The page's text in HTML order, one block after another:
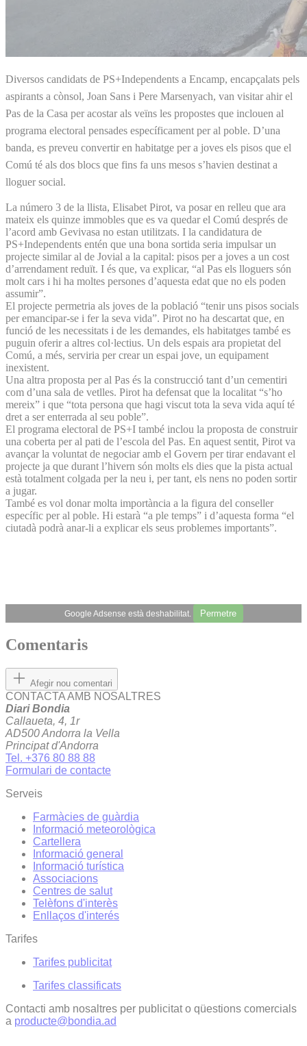
Diversos candidats de PS+Independents a Encamp, encapçalats pels
aspirants a cònsol, Joan Sans i Pere Marsenyach, van visitar ahir el
Pas de la Casa per acostar als veïns les propostes que inclouen al
programa electoral pensades específicament per al poble. D’una
banda, es preveu convertir en habitatge per a joves els pisos que el
Comú té als dos blocs que fins fa uns mesos s’havien destinat a
lloguer social.
La número 3 de la llista, Elisabet Pirot, va posar en relleu que ara
mateix els quinze immobles que es va quedar el Comú després de
l’acord amb Gevivasa no estan utilitzats. I la candidatura de
PS+Independents entén que una bona sortida seria impulsar un
projecte similar al de Jovial a la capital: pisos per a joves a un cost
d’arrendament reduït. I és que, va explicar, “al Pas els lloguers són
molt cars i hi ha moltes persones d’aquesta edat que no els poden
assumir”.
El projecte permetria als joves de la població “tenir uns pisos socials
per emancipar-se i fer la seva vida”. Pirot no ha descartat que, en
funció de les necessitats i de les demandes, els habitatges també es
puguin oferir a altres col·lectius. Un dels espais ara propietat del
Comú, a més, serviria per crear un espai jove, un equipament
inexistent.
Una altra proposta per al Pas és la construcció tant d’un cementiri
com d’una sala de vetlles. Pirot ha defensat que la localitat “s’ho
mereix” i que “tota persona que hagi viscut tota la seva vida aquí té
dret a ser enterrada al seu poble”.
El programa electoral de PS+I també inclou la proposta de construir
una coberta per al pati de l’escola del Pas. En aquest sentit, Pirot va
avançar la voluntat de negociar amb el Govern per tirar endavant el
projecte ja que durant l’hivern són molts els dies que la pista actual
està totalment colgada per la neu i, per tant, els nens no poden sortir
a jugar.
També es vol donar molta importància a la figura del conseller
específic per al poble. Hi estarà “a ple temps” i d’aquesta forma “el
ciutadà podrà anar-li a explicar els seus problemes importants”.
Google Adsense està deshabilitat. Permetre
Comentaris
Afegir nou comentari
CONTACTA AMB NOSALTRES
Diari Bondia
Callaueta, 4, 1r
AD500 Andorra la Vella
Principat d'Andorra
Tel. +376 80 88 88
Formulari de contacte
Serveis
Farmàcies de guàrdia
Informació meteorològica
Cartellera
Informació general
Informació turística
Associacions
Centres de salut
Telèfons d'interès
Enllaços d'interés
Tarifes
Tarifes publicitat
Tarifes classificats
Contacti amb nosaltres per publicitat o qüestions comercials
a producte@bondia.ad